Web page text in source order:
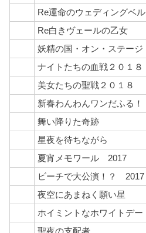
Re運命のウェディングベル
Re白きヴェールの乙女
妖精の国・オン・ステージ
ナイトたちの血戦２０１８
美女たちの聖戦２０１８
新春わんわんワンだふる！
舞い降りた奇跡
星夜を待ちながら
夏宵メモワール 2017
ビーチで大公演！？ 2017
夜空にあまねく願い星
ホイミントなホワイトデー